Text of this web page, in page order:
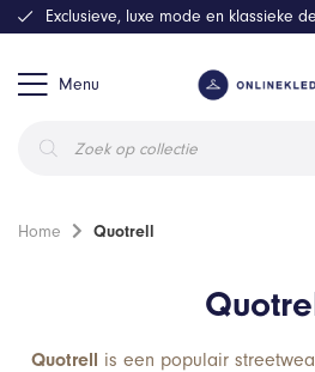
Menu
zoeken
Exclusieve, luxe mode en klassieke
Home Quotrell
Quotrell is een populair